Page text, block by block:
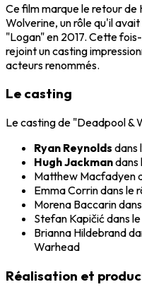
Ce film marque le retour de
Wolverine, un rôle qu'il
"Logan" en 2017. Cette
rejoint un casting
acteurs renommés.
Le casting
Le casting de "Deadpool &
Ryan Reynolds dans
Hugh Jackmandans
Matthew Macfadyen
Emma Corrin dans le
Morena Baccarin
Stefan Kapičić dans
Brianna Hildebrand
Warhead
Réalisation et